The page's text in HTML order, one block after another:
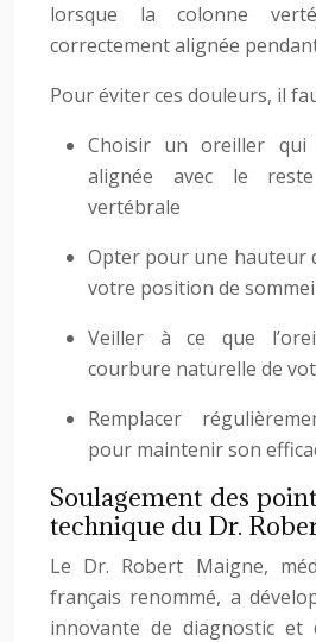
lorsque la colonne
correctement alignée
Pour éviter ces douleurs, il
Choisir un oreiller
alignée avec le
vertébrale
Opter pour une hauteur
votre position de
Veiller à ce que
courbure naturelle de
Remplacer
pour maintenir son
Soulagement des
technique du Dr.
Le Dr. Robert Maigne,
français renommé, a
innovante de diagnostic et